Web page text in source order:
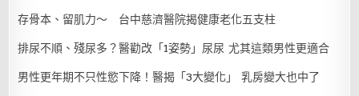
存骨本、留肌力～ 台中慈濟醫院揭健康老化五支柱
排尿不順、殘尿多？醫勸改「1姿勢」尿尿 尤其這類男性更適合
男性更年期不只性慾下降！醫揭「3大變化」 乳房變大也中了